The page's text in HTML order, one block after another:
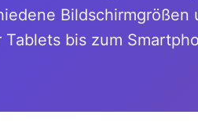
Bildschirmgrößen
bis zum